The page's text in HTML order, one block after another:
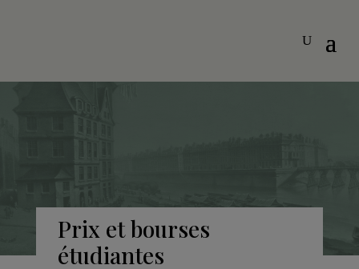
Prix et bourses
étudiantes